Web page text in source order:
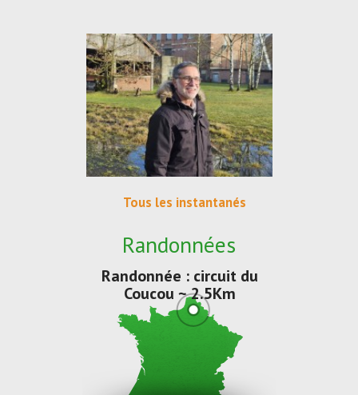
Tous les instantanés
Randonnées
Randonnée : circuit du
Coucou ~ 2.5Km